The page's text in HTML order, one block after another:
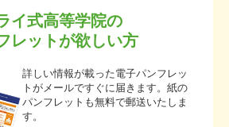
イ式高等学院の
レットが欲しい方
詳しい情報が載った電子パンフレッ
トがメールですぐに届きます。紙の
パンフレットも無料で郵送いたしま
す。